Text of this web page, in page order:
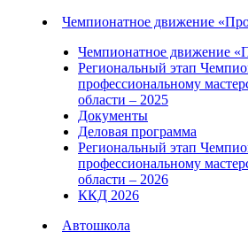
Чемпионатное движение
Чемпионатное движение
Региональный этап
профессиональному
области – 2025
Документы
Деловая программа
Региональный этап
профессиональному
области – 2026
ККД 2026
Автошкола